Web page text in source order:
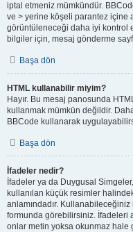
iptal etmeniz mümkündür.
ve > yerine köşeli parantez içine
görüntüleneceği daha iyi kontrol
bilgiler için, mesaj gönderme
Başa dön
HTML kullanabilir miyim?
Hayır. Bu mesaj panosunda
kullanmak mümkün değildir.
BBCode kullanarak
Başa dön
İfadeler nedir?
İfadeler ya da Duygusal
kullanılan küçük resimler
anlamındadır.
formunda görebilirsiniz. İfadeleri
onlar metin yoksa okunmaz hale